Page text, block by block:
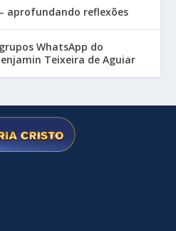
aprofundando reflexões
WhatsApp do
Teixeira de Aguiar